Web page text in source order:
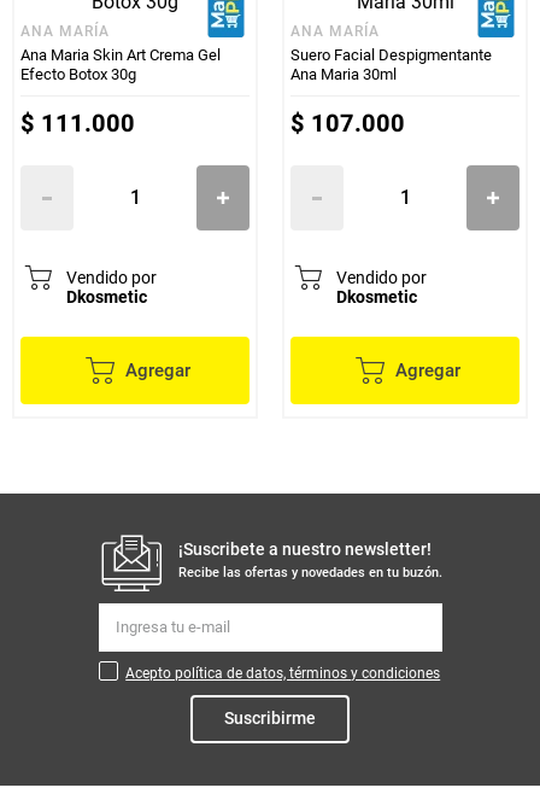
ANA MARÍA
Ana Maria Skin Art Crema Gel
Efecto Botox 30g
$ 111.000
Vendido por
Dkosmetic
Agregar
ANA MARÍA
Suero Facial Despigmentante
Ana Maria 30ml
$ 107.000
Vendido por
Dkosmetic
Agregar
¡Suscribete a nuestro newsletter!
Recibe las ofertas y novedades en tu buzón.
Acepto política de datos, términos y condiciones
Suscribirme